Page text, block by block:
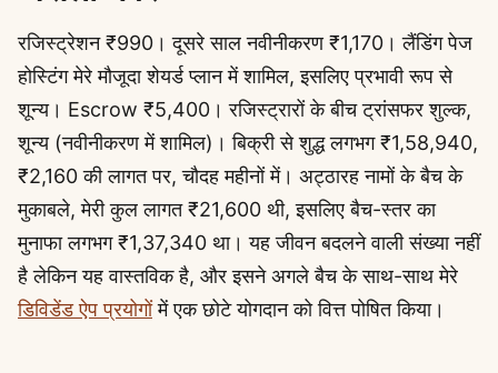
रजिस्ट्रेशन ₹990। दूसरे साल नवीनीकरण ₹1,170। लैंडिंग पेज
होस्टिंग मेरे मौजूदा शेयर्ड प्लान में शामिल, इसलिए प्रभावी रूप से
शून्य। Escrow ₹5,400। रजिस्ट्रारों के बीच ट्रांसफर शुल्क,
शून्य (नवीनीकरण में शामिल)। बिक्री से शुद्ध लगभग ₹1,58,940,
₹2,160 की लागत पर, चौदह महीनों में। अट्ठारह नामों के बैच के
मुकाबले, मेरी कुल लागत ₹21,600 थी, इसलिए बैच-स्तर का
मुनाफा लगभग ₹1,37,340 था। यह जीवन बदलने वाली संख्या नहीं
है लेकिन यह वास्तविक है, और इसने अगले बैच के साथ-साथ मेरे
डिविडेंड ऐप प्रयोगोंमें एक छोटे योगदान को वित्त पोषित किया।